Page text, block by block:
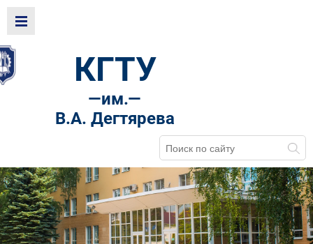
КГТУ
—им.—
В.А. Дегтярева